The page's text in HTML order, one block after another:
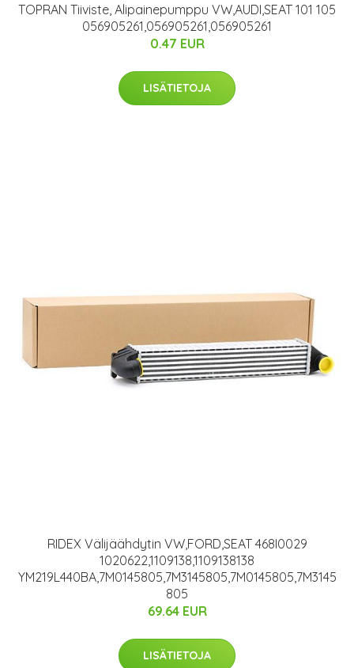
TOPRAN Tiiviste, Alipainepumppu VW,AUDI,SEAT 101 105
056905261,056905261,056905261
0.47 EUR
LISÄTIETOJA
RIDEX Välijäähdytin VW,FORD,SEAT 468I0029
1020622,1109138,1109138138
YM219L440BA,7M0145805,7M3145805,7M0145805,7M3145
805
69.64 EUR
LISÄTIETOJA